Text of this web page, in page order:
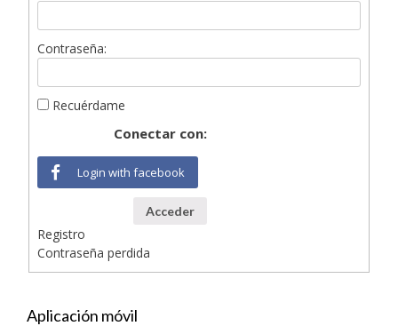
Contraseña:
Recuérdame
Conectar con:
Login with facebook
Acceder
Registro
Contraseña perdida
Aplicación móvil